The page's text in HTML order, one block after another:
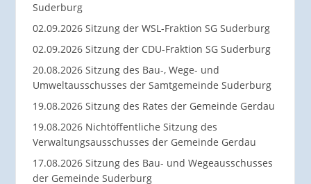
Suderburg
02.09.2026 Sitzung der WSL-Fraktion SG Suderburg
02.09.2026 Sitzung der CDU-Fraktion SG Suderburg
20.08.2026 Sitzung des Bau-, Wege- und
Umweltausschusses der Samtgemeinde Suderburg
19.08.2026 Sitzung des Rates der Gemeinde Gerdau
19.08.2026 Nichtöffentliche Sitzung des
Verwaltungsausschusses der Gemeinde Gerdau
17.08.2026 Sitzung des Bau- und Wegeausschusses
der Gemeinde Suderburg